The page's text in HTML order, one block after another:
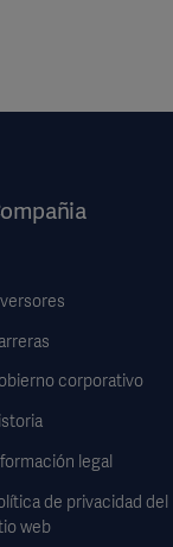
corporativo
legal
de privacidad del
web